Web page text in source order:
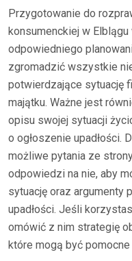
Przygotowanie do
konsumenckiej w
odpowiedniego
zgromadzić wszystkie
potwierdzające sytuację
majątku. Ważne jest
opisu swojej sytuacji
o ogłoszenie upadłości.
możliwe pytania ze
odpowiedzi na nie, aby
sytuację oraz argumenty
upadłości. Jeśli
omówić z nim strategię
które mogą być